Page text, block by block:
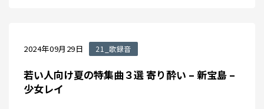
2024年09月29日 21_歌録音
若い人向け夏の特集曲３選 寄り酔い – 新宝島 –
少女レイ